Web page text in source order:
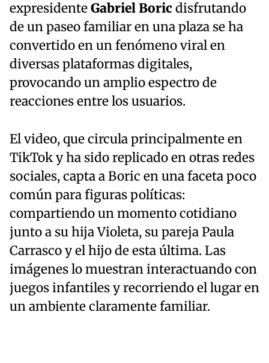
expresidenteGabriel Boric disfrutando
de un paseo familiar en una plaza se ha
convertido en un fenómeno viral en
diversas plataformas digitales,
provocando un amplio espectro de
reacciones entre los usuarios.
El video, que circula principalmente en
TikTok y ha sido replicado en otras redes
sociales, capta a Boric en una faceta poco
común para figuras políticas:
compartiendo un momento cotidiano
junto a su hija Violeta, su pareja Paula
Carrasco y el hijo de esta última. Las
imágenes lo muestran interactuando con
juegos infantiles y recorriendo el lugar en
un ambiente claramente familiar.